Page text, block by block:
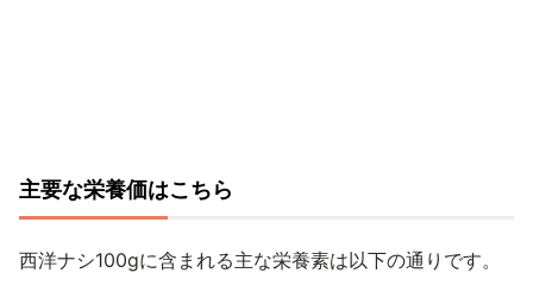
主要な栄養価はこちら
西洋ナシ100gに含まれる主な栄養素は以下の通りです。